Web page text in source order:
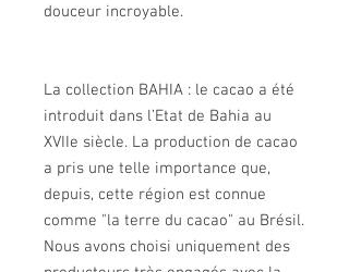
douceur incroyable.
La collection BAHIA : le cacao a été
introduit dans l’Etat de Bahia au
XVIIe siècle. La production de cacao
a pris une telle importance que,
depuis, cette région est connue
comme "la terre du cacao" au Brésil.
Nous avons choisi uniquement des